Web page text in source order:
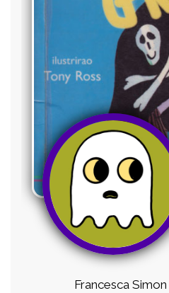
Francesca Simon |